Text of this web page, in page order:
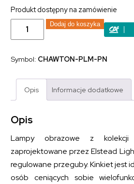
Produkt dostępny na zamówienie
ilość
Lampa
ścienna
obrazówka
dwa
światła
polerowany
Dodaj do koszyka
Symbol: CHAWTON-PLM-PN
Opis Informacje dodatkowe
Opis
Lampy obrazowe z kolekcji
zaprojektowane przez Elstead
regulowane przeguby. Kinkiet jest
osób ceniących sobie